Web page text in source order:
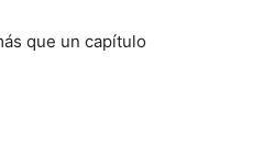
que un capítulo